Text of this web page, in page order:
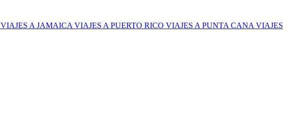
VIAJES A JAMAICA VIAJES A PUERTO RICO VIAJES A PUNTA CANA VIAJES